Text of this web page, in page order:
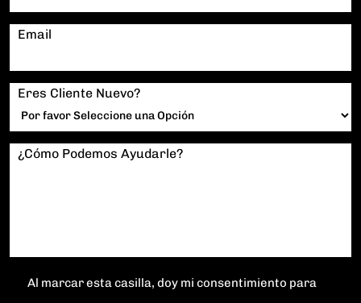
Email
Eres Cliente Nuevo?
¿Cómo Podemos Ayudarle?
Al marcar esta casilla, doy mi consentimiento para